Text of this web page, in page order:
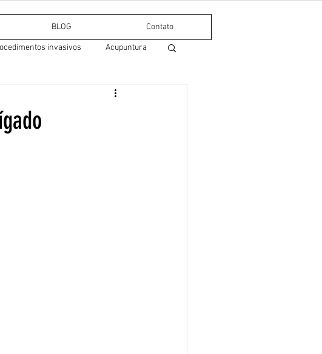
BLOG
Contato
invasivos Acupuntura